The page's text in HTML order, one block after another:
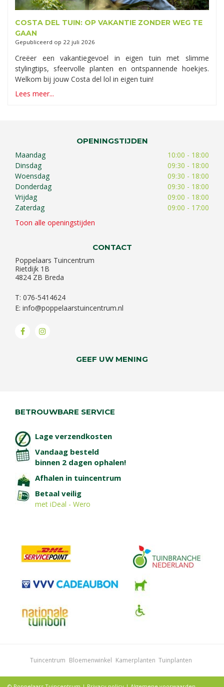
COSTA DEL TUIN: OP VAKANTIE ZONDER WEG TE
GAAN
Gepubliceerd op 22 juli 2026
Creëer een vakantiegevoel in eigen tuin met slimme
stylingtips, sfeervolle planten en ontspannende hoekjes.
Welkom bij jouw Costa del lol in eigen tuin!
Lees meer...
OPENINGSTIJDEN
Maandag
10:00 - 18:00
Dinsdag
09:30 - 18:00
Woensdag
09:30 - 18:00
Donderdag
09:30 - 18:00
Vrijdag
09:00 - 18:00
Zaterdag
09:00 - 17:00
Toon alle openingstijden
CONTACT
Poppelaars Tuincentrum
Rietdijk 1B
4824 ZB Breda
T: 076-5414624
E: info@poppelaarstuincentrum.nl
GEEF UW MENING
BETROUWBARE SERVICE
Lage verzendkosten
Vandaag besteld
binnen 2 dagen ophalen!
Afhalen in tuincentrum
Betaal veilig
met iDeal - Wero
Tuincentrum Bloemenwinkel Kamerplanten Tuinplanten